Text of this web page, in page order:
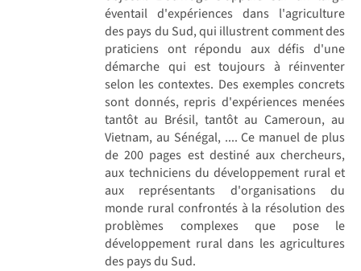
éventail d'expériences dans l'agriculture
des pays du Sud, qui illustrent comment des
praticiens ont répondu aux défis d'une
démarche qui est toujours à réinventer
selon les contextes. Des exemples concrets
sont donnés, repris d'expériences menées
tantôt au Brésil, tantôt au Cameroun, au
Vietnam, au Sénégal, .... Ce manuel de plus
de 200 pages est destiné aux chercheurs,
aux techniciens du développement rural et
aux représentants d'organisations du
monde rural confrontés à la résolution des
problèmes complexes que pose le
développement rural dans les agricultures
des pays du Sud.